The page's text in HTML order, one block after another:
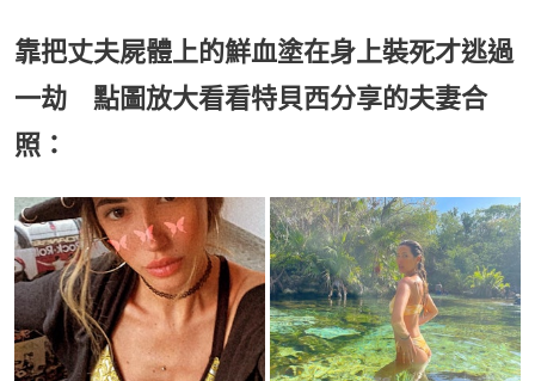
靠把丈夫屍體上的鮮血塗在身上裝死才逃過
一劫 點圖放大看看特貝西分享的夫妻合
照：